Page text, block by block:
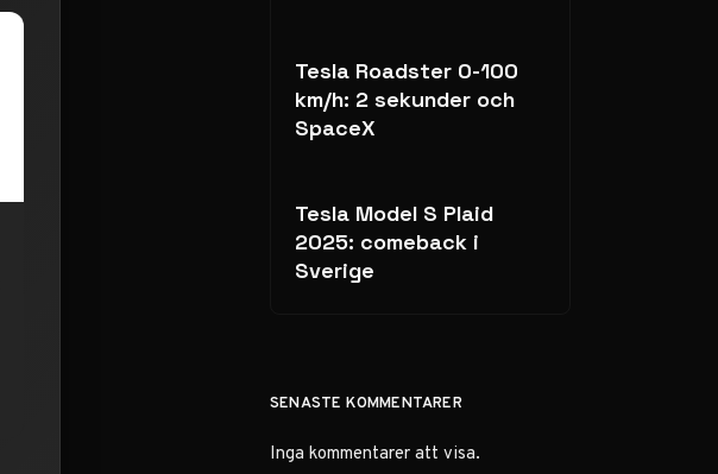
Tesla Roadster 0-100
km/h: 2 sekunder och
SpaceX
Tesla Model S Plaid
2025: comeback i
Sverige
SENASTE KOMMENTARER
Inga kommentarer att visa.